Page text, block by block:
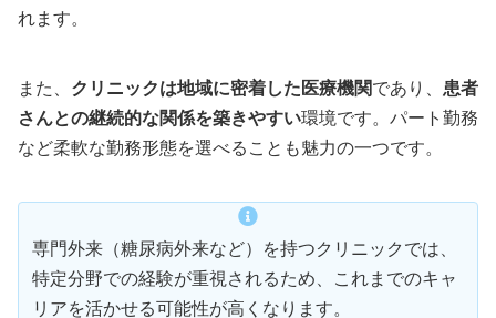
れます。
また、 クリニックは地域に密着した医療機関であり、 患者
さんとの継続的な関係を築きやすい環境です。パート勤務
など柔軟な勤務形態を選べることも魅力の一つです。
専門外来（糖尿病外来など）を持つクリニックでは、
特定分野での経験が重視されるため、これまでのキャ
リアを活かせる可能性が高くなります。